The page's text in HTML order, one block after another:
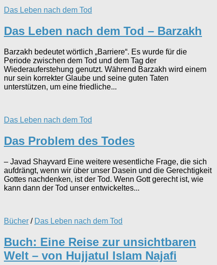
Das Leben nach dem Tod
Das Leben nach dem Tod – Barzakh
Barzakh bedeutet wörtlich „Barriere“. Es wurde für die
Periode zwischen dem Tod und dem Tag der
Wiederauferstehung genutzt. Während Barzakh wird einem
nur sein korrekter Glaube und seine guten Taten
unterstützen, um eine friedliche...
Das Leben nach dem Tod
Das Problem des Todes
– Javad Shayvard Eine weitere wesentliche Frage, die sich
aufdrängt, wenn wir über unser Dasein und die Gerechtigkeit
Gottes nachdenken, ist der Tod. Wenn Gott gerecht ist, wie
kann dann der Tod unser entwickeltes...
Bücher / Das Leben nach dem Tod
Buch: Eine Reise zur unsichtbaren
Welt – von Hujjatul Islam Najafi